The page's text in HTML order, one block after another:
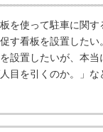
を使って駐車に関
す看板を設置した
設置したいが、本
目を引くのか。」な